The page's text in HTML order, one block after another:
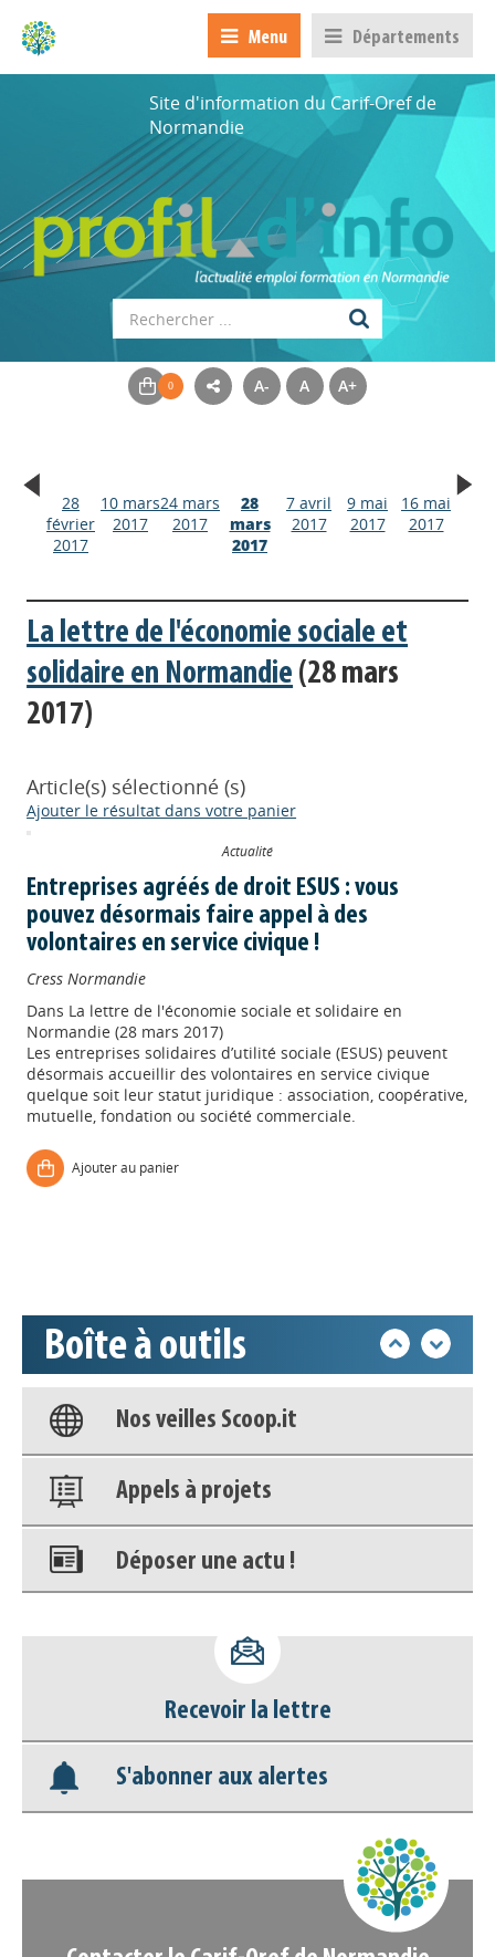
Menu Départements
Site d'information du Carif-Oref de
Normandie
A- A A+
28
février
2017
10 mars
2017
24 mars
2017
28
mars
2017
7 avril
2017
9 mai
2017
16 mai
2017
La lettre de l'économie sociale et
solidaire en Normandie (28 mars
2017)
Article(s) sélectionné (s)
Ajouter le résultat dans votre panier
Actualité
Entreprises agréés de droit ESUS : vous
pouvez désormais faire appel à des
volontaires en service civique !
Cress Normandie
Dans La lettre de l'économie sociale et solidaire en
Normandie (28 mars 2017)
Les entreprises solidaires d’utilité sociale (ESUS) peuvent
désormais accueillir des volontaires en service civique
quelque soit leur statut juridique : association, coopérative,
mutuelle, fondation ou société commerciale.
Ajouter au panier
Boîte à outils
Appels à projets
Déposer une actu !
Base documentaire
Nos veilles Scoop.it
Appels à projets
Déposer une actu !
déconnecter)
Base documentaire
Nos veilles Scoop.it
Recevoir la lettre
S'abonner aux alertes